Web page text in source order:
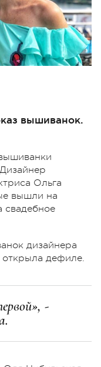
вышиванок.
Ольга
вышли на
свадебное
дизайнера
дефиле.
-